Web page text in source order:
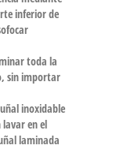
inferior de
toda la
sin importar
inoxidable
lavar en el
laminada